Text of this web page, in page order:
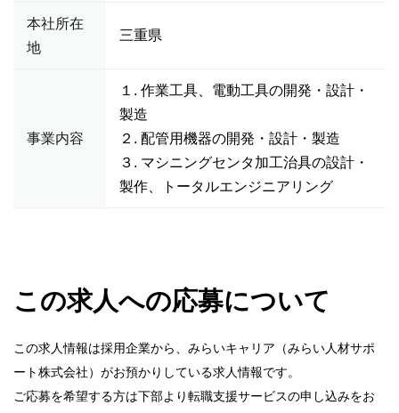
本社所在
地
三重県
事業内容
１. 作業工具、電動工具の開発・設計・
製造
２. 配管用機器の開発・設計・製造
３. マシニングセンタ加工治具の設計・
製作、トータルエンジニアリング
この求人への応募について
この求人情報は採用企業から、みらいキャリア（みらい人材サポ
ート株式会社）がお預かりしている求人情報です。
ご応募を希望する方は下部より転職支援サービスの申し込みをお